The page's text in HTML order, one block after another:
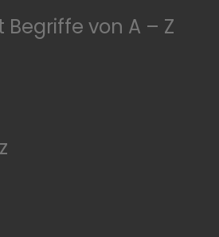
Begriffe von A – Z